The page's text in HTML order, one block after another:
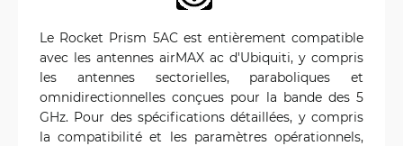
Le Rocket Prism 5AC est entièrement compatible
avec les antennes airMAX ac d'Ubiquiti, y compris
les antennes sectorielles, paraboliques et
omnidirectionnelles conçues pour la bande des 5
GHz. Pour des spécifications détaillées, y compris
la compatibilité et les paramètres opérationnels,